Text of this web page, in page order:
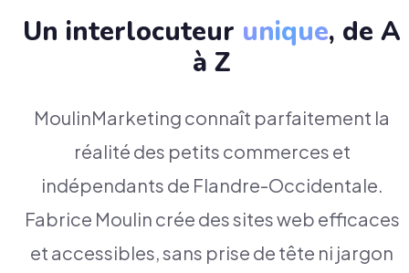
Un interlocuteur unique, de A
à Z
MoulinMarketing connaît parfaitement la
réalité des petits commerces et
indépendants de Flandre-Occidentale.
Fabrice Moulin crée des sites web efficaces
et accessibles, sans prise de tête ni jargon